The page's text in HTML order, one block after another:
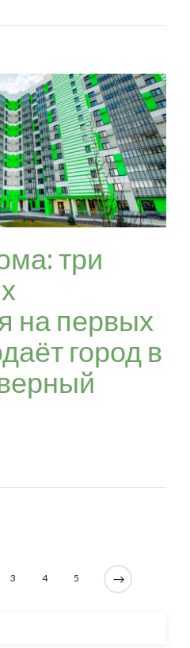
три
на первых
город в
3 4 5